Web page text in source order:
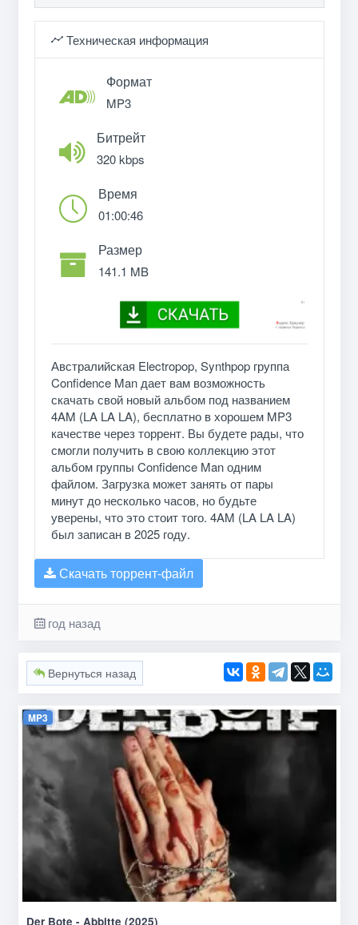
Техническая информация
Формат
MP3
Битрейт
320 kbps
Время
01:00:46
Размер
141.1 MB
Австралийская Electropop, Synthpop группа
Confidence Man дает вам возможность
скачать свой новый альбом под названием
4AM (LA LA LA), бесплатно в хорошем MP3
качестве через торрент. Вы будете рады, что
смогли получить в свою коллекцию этот
альбом группы Confidence Man одним
файлом. Загрузка может занять от пары
минут до несколько часов, но будьте
уверены, что это стоит того. 4AM (LA LA LA)
был записан в 2025 году.
Скачать торрент-файл
год назад
Вернуться назад
MP3
Der Bote - Abbitte (2025)